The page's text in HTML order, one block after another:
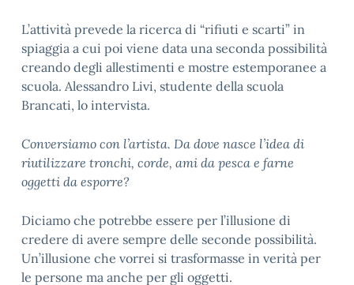
L’attività prevede la ricerca di “rifiuti e scarti” in
spiaggia a cui poi viene data una seconda possibilità
creando degli allestimenti e mostre estemporanee a
scuola. Alessandro Livi, studente della scuola
Brancati, lo intervista.
Conversiamo con l’artista. Da dove nasce l’idea di
riutilizzare tronchi, corde, ami da pesca e farne
oggetti da esporre?
Diciamo che potrebbe essere per l’illusione di
credere di avere sempre delle seconde possibilità.
Un’illusione che vorrei si trasformasse in verità per
le persone ma anche per gli oggetti.